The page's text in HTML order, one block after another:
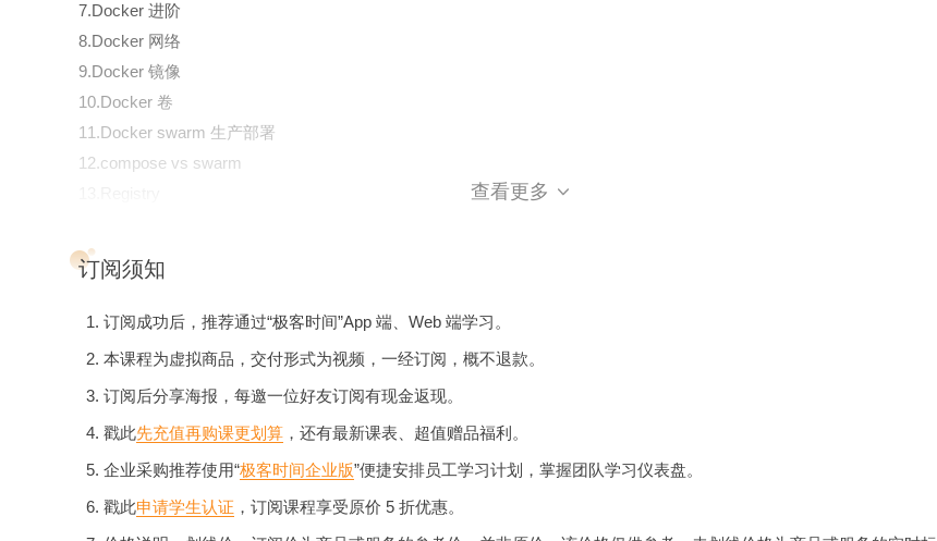
7.Docker 进阶
8.Docker 网络
9.Docker 镜像
10.Docker 卷
11.Docker swarm 生产部署
12.compose vs swarm
查看更多 
订阅须知
订阅成功后，推荐通过“极客时间”App 端、Web 端学习。
本课程为虚拟商品，交付形式为视频，一经订阅，概不退款。
订阅后分享海报，每邀一位好友订阅有现金返现。
戳此先充值再购课更划算 ，还有最新课表、超值赠品福利。
企业采购推荐使用“极客时间企业版”便捷安排员工学习计划，掌握团队学习仪表盘。
戳此申请学生认证 ，订阅课程享受原价 5 折优惠。